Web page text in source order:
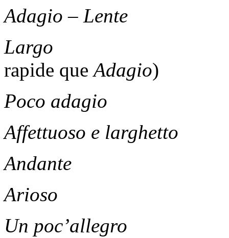
Adagio – Lente
Largo
rapide queAdagio)
Poco adagio
Affettuoso e larghetto
Andante
Arioso
Un poc’allegro